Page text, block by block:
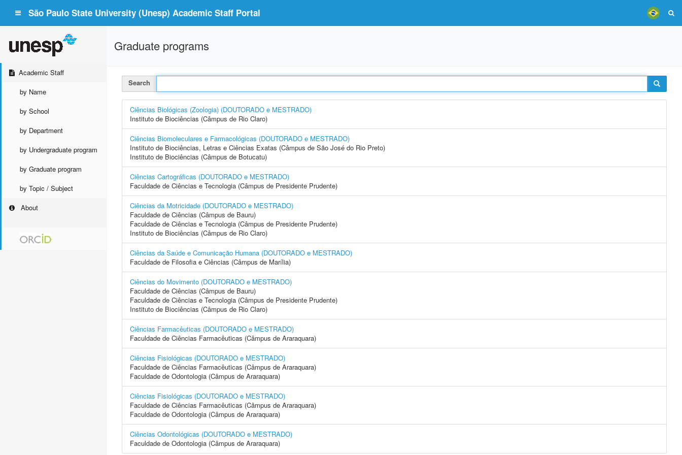
São Paulo State University (Unesp) Academic Staff Portal
Academic Staff
by Name
by School
by Department
by Undergraduate program
by Graduate program
by Topic / Subject
About
Graduate programs
Search
Ciências Biológicas (Zoologia) (DOUTORADO e MESTRADO)
Instituto de Biociências (Câmpus de Rio Claro)
Ciências Biomoleculares e Farmacológicas (DOUTORADO e MESTRADO)
Instituto de Biociências, Letras e Ciências Exatas (Câmpus de São José do Rio Preto)
Instituto de Biociências (Câmpus de Botucatu)
Ciências Cartográficas (DOUTORADO e MESTRADO)
Faculdade de Ciências e Tecnologia (Câmpus de Presidente Prudente)
Ciências da Motricidade (DOUTORADO e MESTRADO)
Faculdade de Ciências (Câmpus de Bauru)
Faculdade de Ciências e Tecnologia (Câmpus de Presidente Prudente)
Instituto de Biociências (Câmpus de Rio Claro)
Ciências da Saúde e Comunicação Humana (DOUTORADO e MESTRADO)
Faculdade de Filosofia e Ciências (Câmpus de Marília)
Ciências do Movimento (DOUTORADO e MESTRADO)
Faculdade de Ciências (Câmpus de Bauru)
Faculdade de Ciências e Tecnologia (Câmpus de Presidente Prudente)
Instituto de Biociências (Câmpus de Rio Claro)
Ciências Farmacêuticas (DOUTORADO e MESTRADO)
Faculdade de Ciências Farmacêuticas (Câmpus de Araraquara)
Ciências Fisiológicas (DOUTORADO e MESTRADO)
Faculdade de Ciências Farmacêuticas (Câmpus de Araraquara)
Faculdade de Odontologia (Câmpus de Araraquara)
Ciências Fisiológicas (DOUTORADO e MESTRADO)
Faculdade de Ciências Farmacêuticas (Câmpus de Araraquara)
Faculdade de Odontologia (Câmpus de Araraquara)
Ciências Odontológicas (DOUTORADO e MESTRADO)
Faculdade de Odontologia (Câmpus de Araraquara)